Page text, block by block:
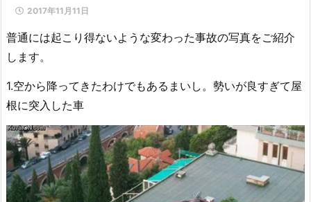
2017年11月11日
普通には起こり得ないような変わった事故の写真をご紹介
します。
1.空から降ってきたわけでもあるまいし。勢いが良すぎて屋
根に突入した車